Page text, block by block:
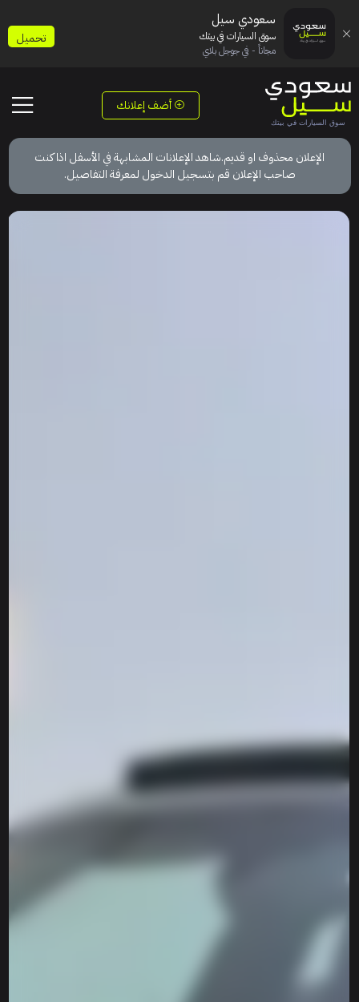
أضف إعلانك
الإعلان محذوف او قديم.شاهد الإعلانات المشابهة في الأسفل اذا كنت
صاحب الإعلان قم بتسجيل الدخول لمعرفة التفاصيل.
سعودي سيل
سوق السيارات في بيتك
مجاناً - في جوجل بلاي
تحميل